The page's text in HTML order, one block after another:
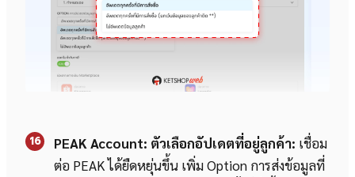
16 PEAK Account: ตัวเลือกอัปเดตที่อยู่ลูกค้า: เชื่อม
ต่อ PEAK ได้ยืดหยุ่นขึ้น เพิ่ม Option การส่งข้อมูลที่